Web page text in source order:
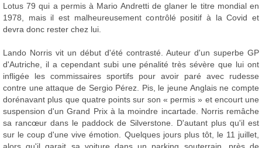
Lotus 79 qui a permis à Mario Andretti de glaner le titre mondial en
1978, mais il est malheureusement contrôlé positif à la Covid et
devra donc rester chez lui.
Lando Norris vit un début d'été contrasté. Auteur d'un superbe GP
d'Autriche, il a cependant subi une pénalité très sévère que lui ont
infligée les commissaires sportifs pour avoir paré avec rudesse
contre une attaque de Sergio Pérez. Pis, le jeune Anglais ne compte
dorénavant plus que quatre points sur son « permis » et encourt une
suspension d'un Grand Prix à la moindre incartade. Norris remâche
sa rancœur dans le paddock de Silverstone. D'autant plus qu'il est
sur le coup d'une vive émotion. Quelques jours plus tôt, le 11 juillet,